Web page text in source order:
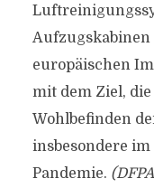
Aufzugskabinen
europäischen
mit dem Ziel,
Wohlbefinden
insbesondere
Pandemie.